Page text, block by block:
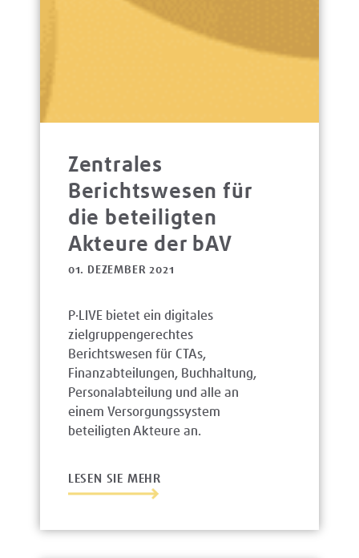
Zentrales
Berichtswesen für
die beteiligten
Akteure der bAV
01. DEZEMBER 2021
P·LIVE bietet ein digitales
zielgruppengerechtes
Berichtswesen für CTAs,
Finanzabteilungen, Buchhaltung,
Personalabteilung und alle an
einem Versorgungssystem
beteiligten Akteure an.
LESEN SIE MEHR